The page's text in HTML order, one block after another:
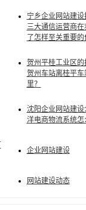
宁乡企业网站建设
三大通信运营商在
了怎样至关重要
贺州平桂工业区的
贺州车站离桂平车
里？
沈阳企业网站建设
洋电商物流系统怎
企业网站建设
网站建设动态